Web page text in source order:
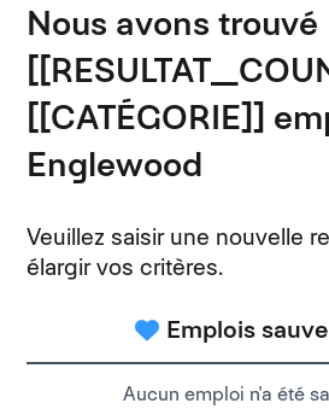
Nous avons trouvé
[[CATÉGORIE]]
Englewood
Veuillez saisir une nouvelle
élargir vos critères.
Emplois
Aucun emploi n'a été